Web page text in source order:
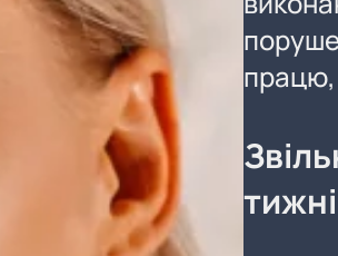
працю,